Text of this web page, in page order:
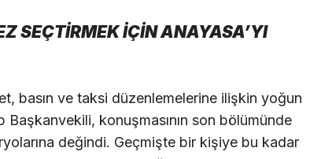
SEÇTİRMEK İÇİN ANAYASA’YI
basın ve taksi düzenlemelerine ilişkin yoğun
konuşmasının son bölümünde
değindi. Geçmişte bir kişiye bu kadar